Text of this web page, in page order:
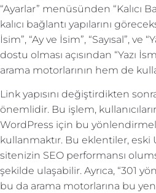
“Ayarlar” menüsünden “Kalıcı
kalıcı bağlantı yapılarını
İsim”, “Ay ve İsim”, “Sayısal”,
dostu olması açısından “Yazı
arama motorlarının hem de
Link yapısını değiştirdikten
önemlidir. Bu işlem,
WordPress için bu
kullanmaktır. Bu eklentiler, eski
sitenizin SEO performansı
şekilde ulaşabilir. Ayrıca, “301
bu da arama motorlarına bu